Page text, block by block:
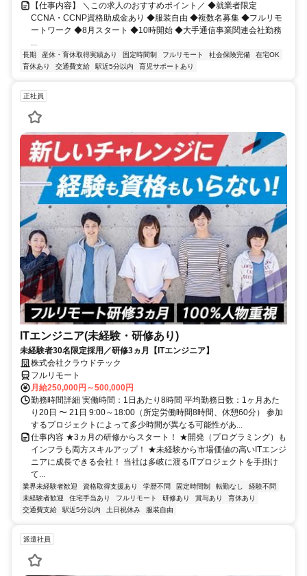
【仕事内容】 ＼この求人のおすすめポイント／ ◆就業者限定
CCNA・CCNP資格助成金あり ◆服装自由 ◆複数名募集 ◆フルリモ
ートワーク ◆8月スタート ◆10時開始 ◆大手通信事業関連会社勤務
...
長期 産休・育休取得実績あり 固定時間制 フルリモート 社会保険完備
在宅OK
育休あり
交通費支給 駅近5分以内 育児サポートあり
正社員
ITエンジニア(未経験・研修あり)
未経験者30名限定採用／研修3ヵ月【ITエンジニア】
株式会社クラウドテック
フルリモート
月給250,000円～500,000円
勤務時間詳細 実働時間：1日あたり8時間 平均勤務日数：1ヶ月あた
り20日 〜 21日 9:00～18:00（所定労働時間8時間、休憩60分） 参加
するプロジェクトによって多少時間が異なる可能性があ...
仕事内容 ★3ヵ月の研修からスタート！ ★開発（プログラミング）も
インフラも両方スキルアップ！ ★未経験から市場価値の高いITエンジ
ニアに成長できる会社！ 当社は多岐に渡るITプロジェクトを手掛け
て...
業界未経験者歓迎 資格取得支援あり 学歴不問 固定時間制 転勤なし
経験不問
未経験者歓迎
住宅手当あり フルリモート 研修あり 賞与あり
育休あり
交通費支給
駅近5分以内 土日祝休み 服装自由
派遣社員